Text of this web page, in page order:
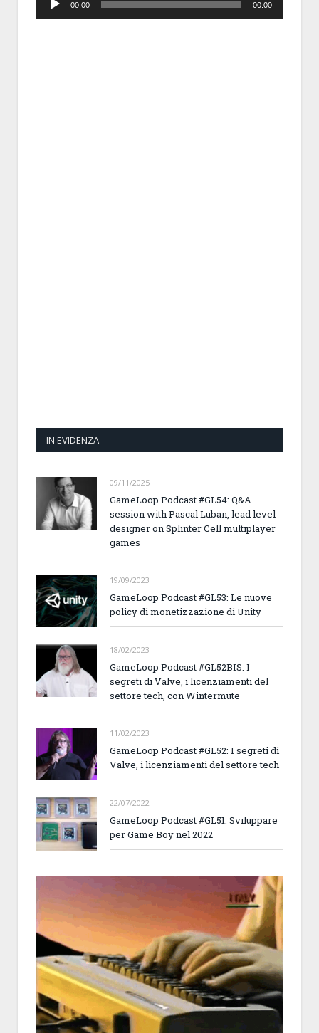
Player
00:00 00:00
IN EVIDENZA
09/11/2025
GameLoop Podcast #GL54: Q&A
session with Pascal Luban, lead level
designer on Splinter Cell multiplayer
games
19/09/2023
GameLoop Podcast #GL53: Le nuove
policy di monetizzazione di Unity
18/02/2023
GameLoop Podcast #GL52BIS: I
segreti di Valve, i licenziamenti del
settore tech, con Wintermute
11/02/2023
GameLoop Podcast #GL52: I segreti di
Valve, i licenziamenti del settore tech
22/07/2022
GameLoop Podcast #GL51: Sviluppare
per Game Boy nel 2022